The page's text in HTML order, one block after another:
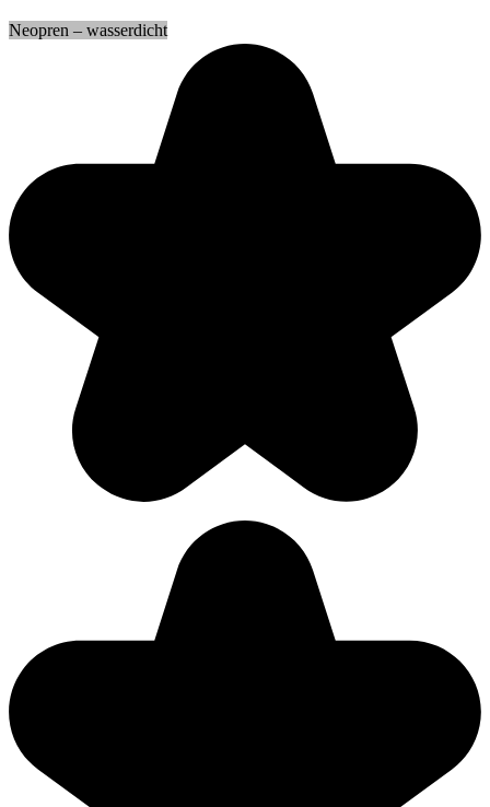
Neopren – wasserdicht